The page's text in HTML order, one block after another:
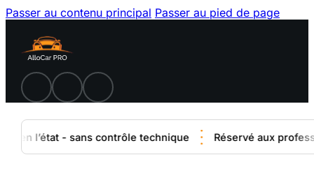
Passer au contenu principal Passer au pied de page
en l’état - sans contrôle technique Réservé aux